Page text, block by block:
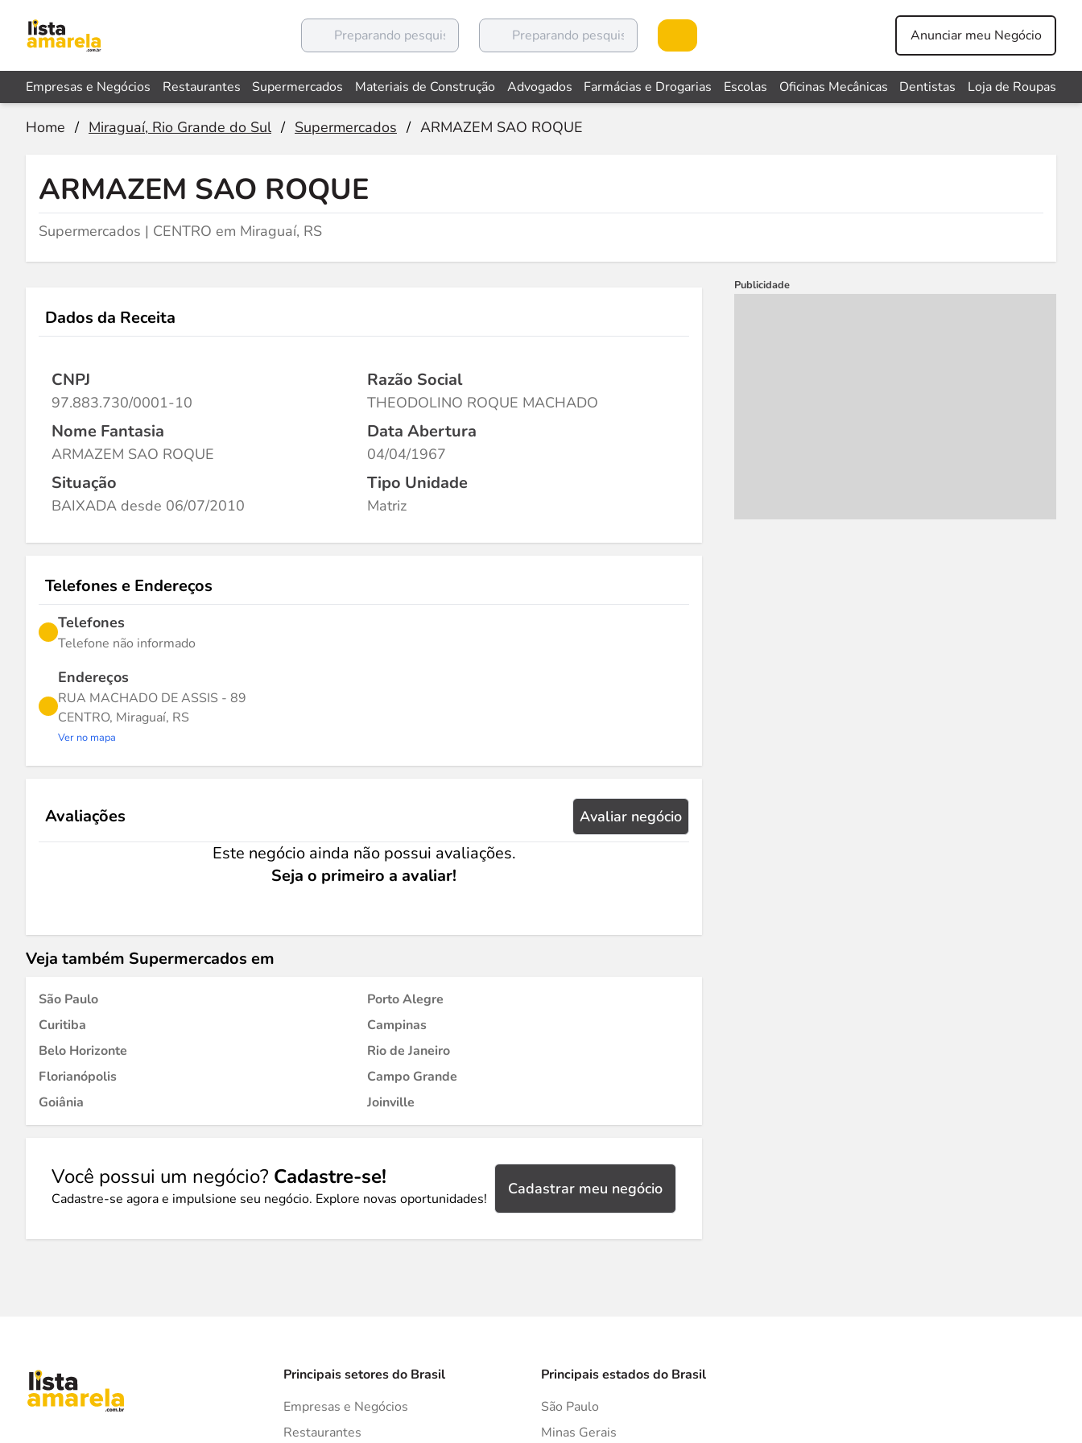
Anunciar meu Negócio
Empresas e Negócios Restaurantes Supermercados Materiais de Construção Advogados Farmácias e Drogarias Escolas Oficinas Mecânicas Dentistas Loja de Roupas
Home / Miraguaí, Rio Grande do Sul / Supermercados / ARMAZEM SAO ROQUE
ARMAZEM SAO ROQUE
Supermercados | CENTRO em Miraguaí, RS
Dados da Receita
CNPJ
97.883.730/0001-10
Razão Social
THEODOLINO ROQUE MACHADO
Nome Fantasia
ARMAZEM SAO ROQUE
Data Abertura
04/04/1967
Situação
BAIXADA desde 06/07/2010
Tipo Unidade
Matriz
Telefones e Endereços
Telefones
Telefone não informado
Endereços
RUA MACHADO DE ASSIS - 89
CENTRO, Miraguaí, RS
Ver no mapa
Avaliações Avaliar negócio
Este negócio ainda não possui avaliações.
Seja o primeiro a avaliar!
Veja também Supermercados em
São Paulo
Porto Alegre
Curitiba
Campinas
Belo Horizonte
Rio de Janeiro
Florianópolis
Campo Grande
Goiânia
Joinville
Você possui um negócio? Cadastre-se!
Cadastre-se agora e impulsione seu negócio. Explore novas oportunidades!
Cadastrar meu negócio
Publicidade
Principais setores do Brasil
Empresas e Negócios
Restaurantes
Principais estados do Brasil
São Paulo
Minas Gerais